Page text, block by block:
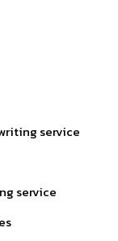
service
service